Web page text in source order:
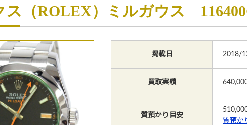
ス（ROLEX）ミルガウス
掲載日 2018/
買取実績
質預かり目安
質預か